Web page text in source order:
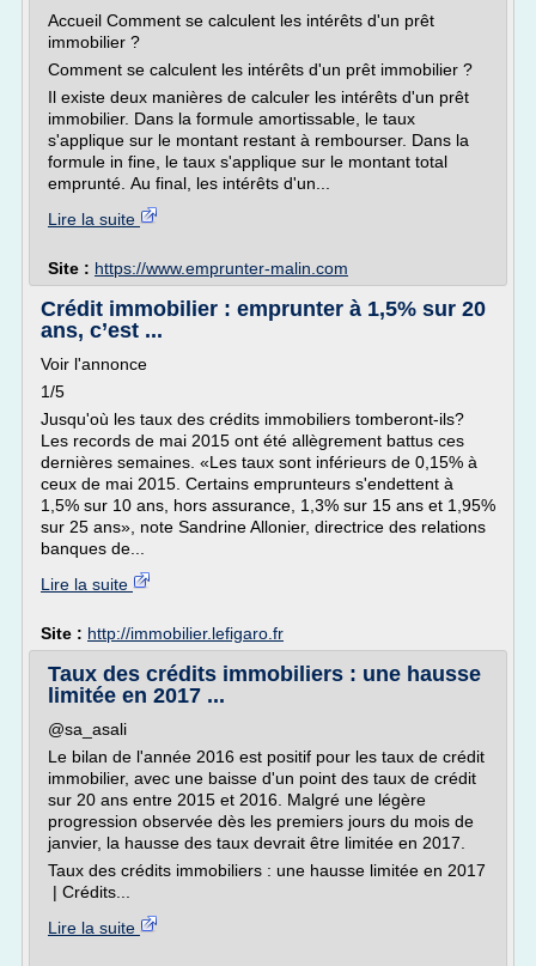
Accueil Comment se calculent les intérêts d'un prêt
immobilier ?
Comment se calculent les intérêts d'un prêt immobilier ?
Il existe deux manières de calculer les intérêts d'un prêt
immobilier. Dans la formule amortissable, le taux
s'applique sur le montant restant à rembourser. Dans la
formule in fine, le taux s'applique sur le montant total
emprunté. Au final, les intérêts d'un...
Lire la suite
Site : https://www.emprunter-malin.com
Crédit immobilier : emprunter à 1,5% sur 20
ans, c’est ...
Voir l'annonce
1/5
Jusqu'où les taux des crédits immobiliers tomberont-ils?
Les records de mai 2015 ont été allègrement battus ces
dernières semaines. «Les taux sont inférieurs de 0,15% à
ceux de mai 2015. Certains emprunteurs s'endettent à
1,5% sur 10 ans, hors assurance, 1,3% sur 15 ans et 1,95%
sur 25 ans», note Sandrine Allonier, directrice des relations
banques de...
Lire la suite
Site : http://immobilier.lefigaro.fr
Taux des crédits immobiliers : une hausse
limitée en 2017 ...
@sa_asali
Le bilan de l'année 2016 est positif pour les taux de crédit
immobilier, avec une baisse d'un point des taux de crédit
sur 20 ans entre 2015 et 2016. Malgré une légère
progression observée dès les premiers jours du mois de
janvier, la hausse des taux devrait être limitée en 2017.
Taux des crédits immobiliers : une hausse limitée en 2017
| Crédits...
Lire la suite